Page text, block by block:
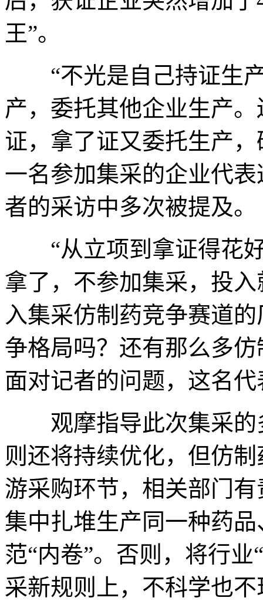
王”。
“不光是自己持证生产
产，委托其他企业生产
证，拿了证又委托生产
一名参加集采的企业代
者的采访中多次被提及。
“从立项到拿证得花好
拿了，不参加集采，投
入集采仿制药竞争赛道
争格局吗？还有那么多
面对记者的问题，这名
观摩指导此次集采的
则还将持续优化，但仿
游采购环节，相关部门
集中扎堆生产同一种药
范“内卷”。否则，将行
采新规则上，不科学也不